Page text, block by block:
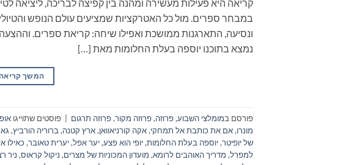
קריאה היא פעילות מעשירה ומהנה בין קפיצה לבריכה, ליציאה
במבחר ספרים. מול כל האטרקציות שמציעים עולם הנופש
נמצא בתוכנו יוספה בעלת החלומות מאת […]
המשך קריאה
פורסם במומלצי השבוע,פרוזה,פרוזה מקור,פרוזה תרגום פוסטים שתוייגו
מונרו,אם את כותבת אל תמחקי,אקה קורניאוואן,ארץ קטנה, ברוריה הורביץ,
של יופיטר,יוספה בעלת החלומות,יופי הוא פצע,יער אפל,יערית טאובר, כאילו
למפרל, מדריך האוהבים לרומא, מועדון המכוניות של מצרים, ניקול קראוס, ניר